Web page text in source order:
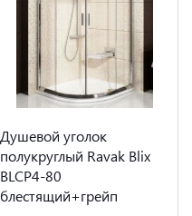
Душевой уголок
полукруглый Ravak Blix
BLCP4-80
блестящий+грейп